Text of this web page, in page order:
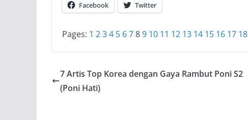
Facebook Twitter
Pages: 1 234 5 6789 10 11 12 13 14 15 16 17 18
7 Artis Top Korea dengan Gaya Rambut Poni S2
(Poni Hati)